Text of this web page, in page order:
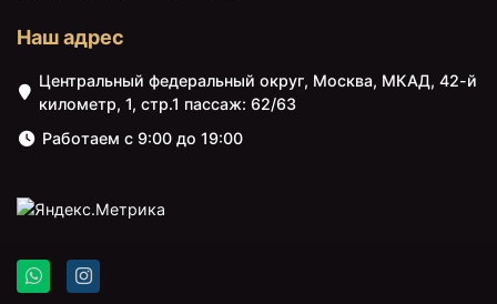
Наш адрес
Центральный федеральный округ, Москва, МКАД, 42-й
километр, 1, стр.1 пассаж: 62/63
Работаем с 9:00 до 19:00